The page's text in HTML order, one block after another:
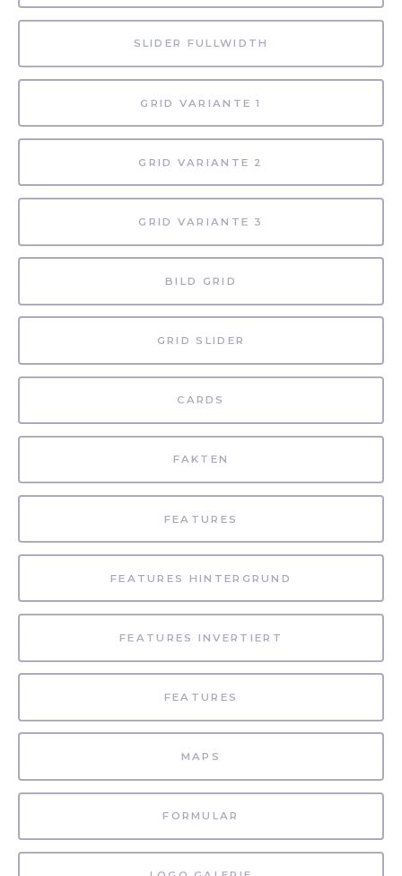
SLIDER FULLWIDTH
GRID VARIANTE 1
GRID VARIANTE 2
GRID VARIANTE 3
BILD GRID
GRID SLIDER
CARDS
FAKTEN
FEATURES
FEATURES HINTERGRUND
FEATURES INVERTIERT
FEATURES
MAPS
FORMULAR